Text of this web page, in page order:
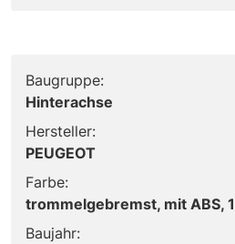
Baugruppe:
Hinterachse
Hersteller:
PEUGEOT
Farbe:
trommelgebremst, mit ABS,
Baujahr: